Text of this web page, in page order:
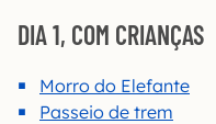
DIA 1, COM CRIANÇAS
Morro do Elefante
Passeio de trem